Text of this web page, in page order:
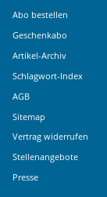
Abo bestellen
Geschenkabo
Artikel-Archiv
Schlagwort-Index
AGB
Sitemap
Vertrag widerrufen
Stellenangebote
Presse